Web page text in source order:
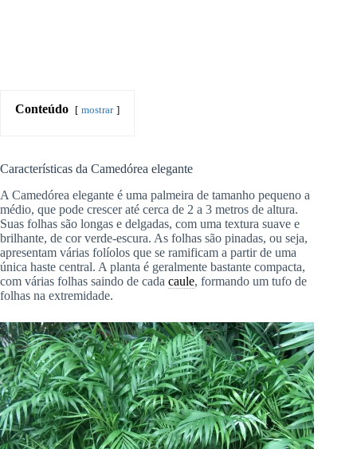
Conteúdo mostrar
Características da Camedórea elegante
A Camedórea elegante é uma palmeira de tamanho pequeno a
médio, que pode crescer até cerca de 2 a 3 metros de altura.
Suas folhas são longas e delgadas, com uma textura suave e
brilhante, de cor verde-escura. As folhas são pinadas, ou seja,
apresentam várias folíolos que se ramificam a partir de uma
única haste central. A planta é geralmente bastante compacta,
com várias folhas saindo de cada caule, formando um tufo de
folhas na extremidade.